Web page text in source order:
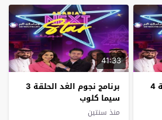
برنامج نجوم الغد الحلقة 4
41:33
برنامج نجوم الغد الحلقة 3
سيما كلوب
منذ سنتين